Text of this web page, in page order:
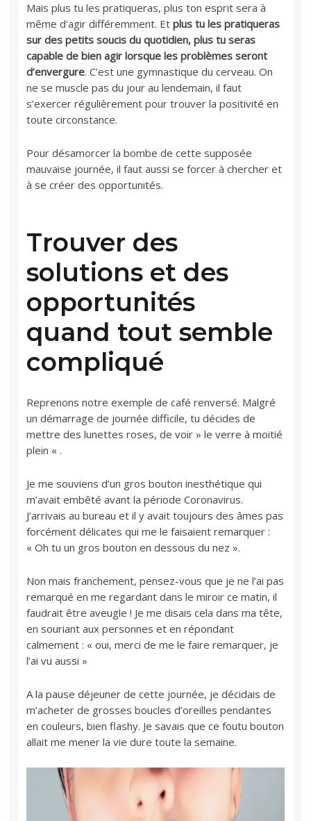
Mais plus tu les pratiqueras, plus ton esprit sera à
même d’agir différemment. Etplus tu les pratiqueras
sur des petits soucis du quotidien, plus tu seras
capable de bien agir lorsque les problèmes seront
d’envergure. C’est une gymnastique du cerveau. On
ne se muscle pas du jour au lendemain, il faut
s’exercer régulièrement pour trouver la positivité en
toute circonstance.
Pour désamorcer la bombe de cette supposée
mauvaise journée, il faut aussi se forcer à chercher et
à se créer des opportunités.
Trouver des
solutions et des
opportunités
quand tout semble
compliqué
Reprenons notre exemple de café renversé. Malgré
un démarrage de journée difficile, tu décides de
mettre des lunettes roses, de voir » le verre à moitié
plein « .
Je me souviens d’un gros bouton inesthétique qui
m’avait embêté avant la période Coronavirus.
J’arrivais au bureau et il y avait toujours des âmes pas
forcément délicates qui me le faisaient remarquer :
« Oh tu un gros bouton en dessous du nez ».
Non mais franchement, pensez-vous que je ne l’ai pas
remarqué en me regardant dans le miroir ce matin, il
faudrait être aveugle ! Je me disais cela dans ma tête,
en souriant aux personnes et en répondant
calmement : « oui, merci de me le faire remarquer, je
l’ai vu aussi »
A la pause déjeuner de cette journée, je décidais de
m’acheter de grosses boucles d’oreilles pendantes
en couleurs, bien flashy. Je savais que ce foutu bouton
allait me mener la vie dure toute la semaine.